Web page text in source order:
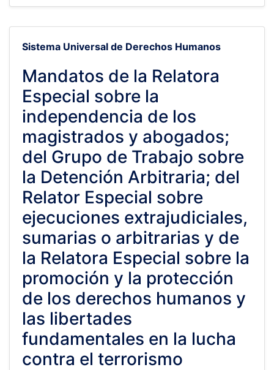
Sistema Universal de Derechos Humanos
Mandatos de la Relatora
Especial sobre la
independencia de los
magistrados y abogados;
del Grupo de Trabajo sobre
la Detención Arbitraria; del
Relator Especial sobre
ejecuciones extrajudiciales,
sumarias o arbitrarias y de
la Relatora Especial sobre la
promoción y la protección
de los derechos humanos y
las libertades
fundamentales en la lucha
contra el terrorismo